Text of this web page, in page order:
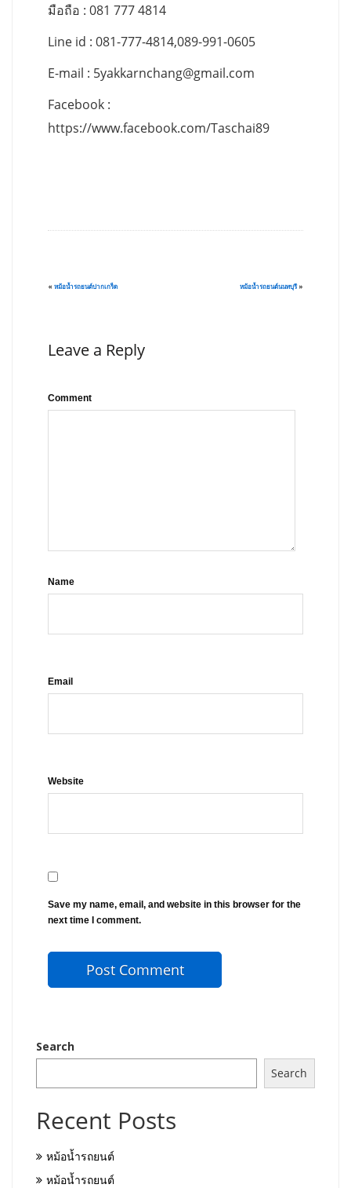
มือถือ : 081 777 4814
Line id : 081-777-4814,089-991-0605
E-mail : 5yakkarnchang@gmail.com
Facebook :
https://www.facebook.com/Taschai89
« หม้อน้ำรถยนต์ปากเกร็ด หม้อน้ำรถยนต์นนทบุรี»
Leave a Reply
Comment
Name
Email
Website
Save my name, email, and website in this browser for the
next time I comment.
Search
Search
Recent Posts
หม้อน้ำรถยนต์
หม้อน้ำรถยนต์